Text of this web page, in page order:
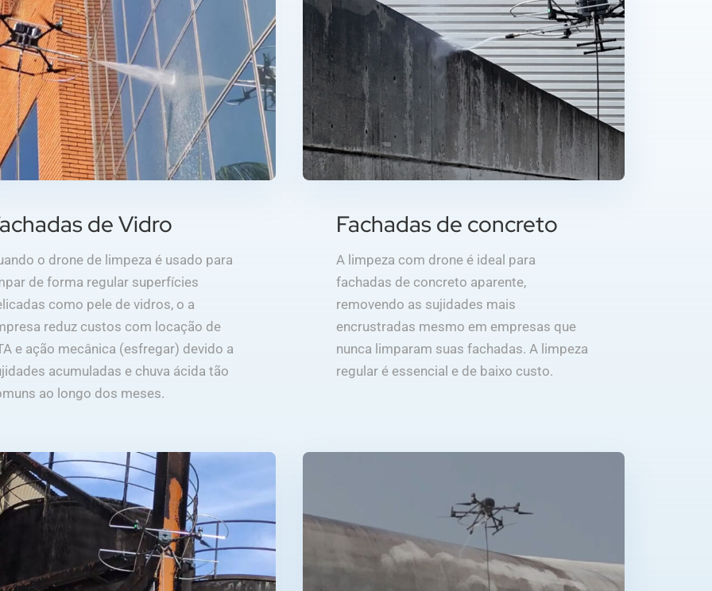
de Vidro
o drone de limpeza é usado para
de forma regular superfícies
como pele de vidros, o a
reduz custos com locação de
e ação mecânica (esfregar) devido a
acumuladas e chuva ácida tão
ao longo dos meses.
Fachadas de concreto
A limpeza com drone é ideal para
fachadas de concreto aparente,
removendo as sujidades mais
encrustradas mesmo em empresas que
nunca limparam suas fachadas. A limpeza
regular é essencial e de baixo custo.